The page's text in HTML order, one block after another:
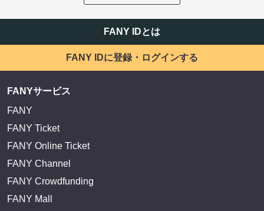
FANY IDとは
FANY IDに登録・ログインする
FANYサービス
FANY
FANY Ticket
FANY Online Ticket
FANY Channel
FANY Crowdfunding
FANY Mall